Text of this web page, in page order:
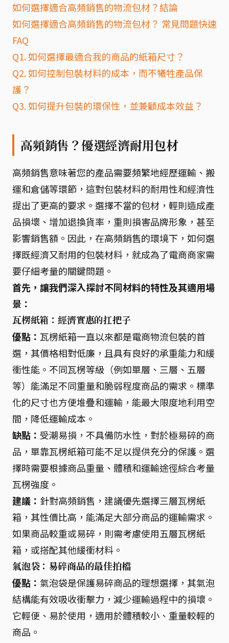
如何選擇適合高頻銷售的物流包材？結論
如何選擇適合高頻銷售的物流包材？ 常見問題快速
FAQ
Q1. 如何選擇最適合我的商品的紙箱尺寸？
Q2. 如何控制包裝材料的成本，而不犧牲產品保
護？
Q3. 如何提升包裝的環保性，並兼顧成本效益？
高頻銷售？優選經濟耐用包材
高頻銷售意味著您的產品需要頻繁地經歷運輸、搬
運和倉儲等環節，這對包裝材料的耐用性和經濟性
提出了更高的要求。選擇不當的包材，輕則造成產
品損壞、增加退換貨率，重則損害品牌形象，甚至
影響銷售額。因此，在高頻銷售的環境下，如何選
擇既經濟又耐用的包裝材料，就成為了電商商家需
要仔細考量的關鍵問題。
首先，讓我們深入探討不同材料的特性及其適用場
景：
瓦楞紙箱：經濟實惠的扛把子
優點： 瓦楞紙箱一直以來都是電商物流包裝的首
選，其價格相對低廉，且具有良好的承重能力和緩
衝性能。不同瓦楞等級（例如單層、三層、五層
等）能滿足不同重量和脆弱程度商品的需求。標準
化的尺寸也方便堆疊和運輸，能最大限度地利用空
間，降低運輸成本。
缺點： 受潮易損，不具備防水性，對於極易碎的商
品，單靠瓦楞紙箱可能不足以提供充分的保護。選
擇時需要根據商品重量、體積和運輸途徑綜合考量
瓦楞強度。
建議： 針對高頻銷售，建議優先選擇三層瓦楞紙
箱，其性價比高，能滿足大部分商品的運輸需求。
如果商品較重或易碎，則需考慮使用五層瓦楞紙
箱，或搭配其他緩衝材料。
氣泡袋：易碎商品的最佳拍檔
優點： 氣泡袋是保護易碎商品的理想選擇，其氣泡
結構能有效吸收衝擊力，減少運輸過程中的損壞。
它輕便、易於使用，適用於體積較小、重量較輕的
商品。